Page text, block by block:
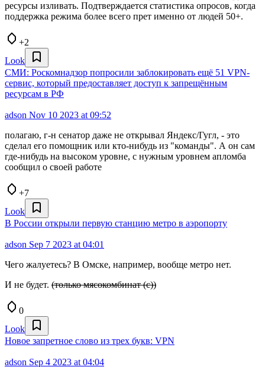
ресурсы изливать. Подтверждается статистика опросов, когда
поддержка режима более всего прет именно от людей 50+.
+2
Look
СМИ: Роскомнадзор попросили заблокировать ещё 51 VPN-
сервис, который предоставляет доступ к запрещённым
ресурсам в РФ
adson Nov 10 2023 at 09:52
полагаю, г-н сенатор даже не открывал Яндекс/Гугл, - это
сделал его помощник или кто-нибудь из "команды". А он сам
где-нибудь на высоком уровне, с нужным уровнем апломба
сообщил о своей работе
+7
Look
В России открыли первую станцию метро в аэропорту
adson Sep 7 2023 at 04:01
Чего жалуетесь? В Омске, например, вообще метро нет.
И не будет. (только мясокомбинат (с))
0
Look
Новое запретное слово из трех букв: VPN
adson Sep 4 2023 at 04:04